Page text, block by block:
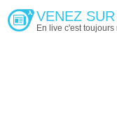
VENEZ
En live c'est toujours